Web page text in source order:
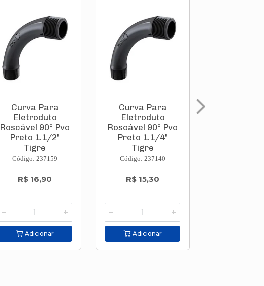
Curva Para
Eletroduto
Roscável 90° Pvc
Preto 1.1/2"
Tigre
Código: 237159
R$ 16,90
Adicionar
Curva Para
Eletroduto
Roscável 90° Pvc
Preto 1.1/4"
Tigre
Código: 237140
R$ 15,30
Adicionar